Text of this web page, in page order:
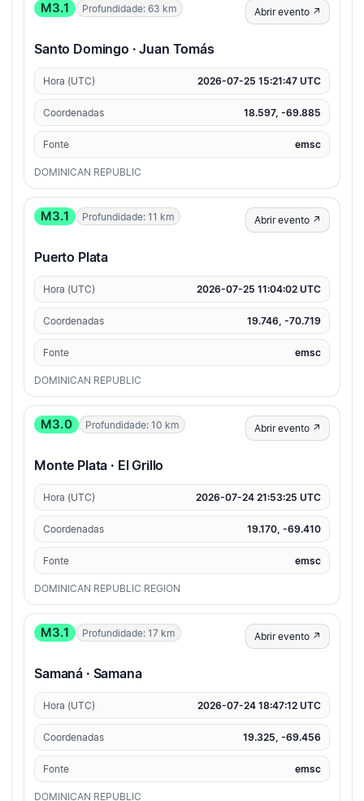
M3.1 Profundidade: 63 km Abrir evento ↗
Santo Domingo · Juan Tomás
Hora (UTC) 2026-07-25 15:21:47 UTC
Coordenadas 18.597, -69.885
Fonte emsc
DOMINICAN REPUBLIC
M3.1 Profundidade: 11 km Abrir evento ↗
Puerto Plata
Hora (UTC) 2026-07-25 11:04:02 UTC
Coordenadas 19.746, -70.719
Fonte emsc
DOMINICAN REPUBLIC
M3.0 Profundidade: 10 km Abrir evento ↗
Monte Plata · El Grillo
Hora (UTC) 2026-07-24 21:53:25 UTC
Coordenadas 19.170, -69.410
Fonte emsc
DOMINICAN REPUBLIC REGION
M3.1 Profundidade: 17 km Abrir evento ↗
Samaná · Samana
Hora (UTC) 2026-07-24 18:47:12 UTC
Coordenadas 19.325, -69.456
Fonte emsc
DOMINICAN REPUBLIC